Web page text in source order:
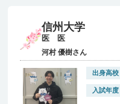
信州大学
医 医
河村 優樹さん
出身高校
入試年度